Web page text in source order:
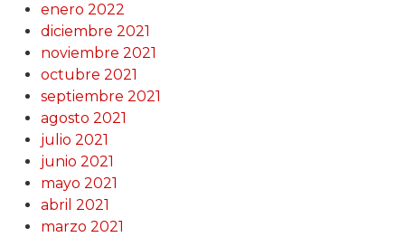
enero 2022
diciembre 2021
noviembre 2021
octubre 2021
septiembre 2021
agosto 2021
julio 2021
junio 2021
mayo 2021
abril 2021
marzo 2021